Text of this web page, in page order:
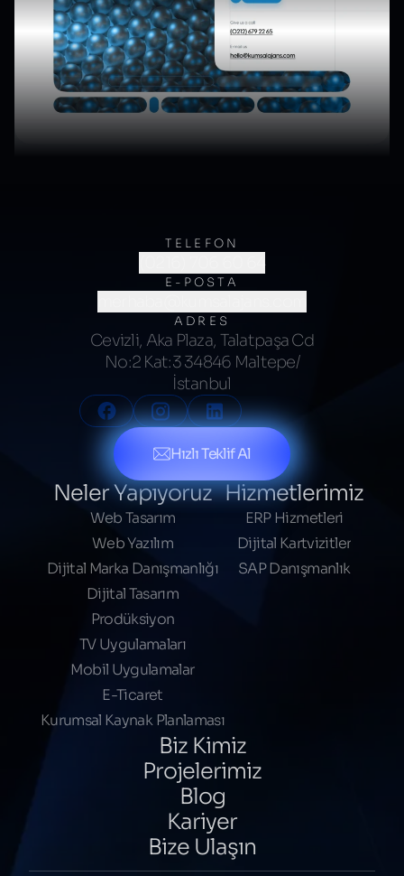
TELEFON
(0216) 706 60 64
E-POSTA
ADRES
Cevizli, Aka Plaza, Talatpaşa Cd
No:2 Kat:3 34846 Maltepe/
İstanbul
Hızlı Teklif Al
Neler Yapıyoruz
Web Tasarım
Web Yazılım
Dijital Marka Danışmanlığı
Dijital Tasarım
Prodüksiyon
TV Uygulamaları
Mobil Uygulamalar
E-Ticaret
Kurumsal Kaynak Planlaması
Hizmetlerimiz
ERP Hizmetleri
Dijital Kartvizitler
SAP Danışmanlık
Biz Kimiz
Projelerimiz
Blog
Kariyer
Bize Ulaşın